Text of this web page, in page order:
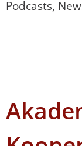
Podcasts,